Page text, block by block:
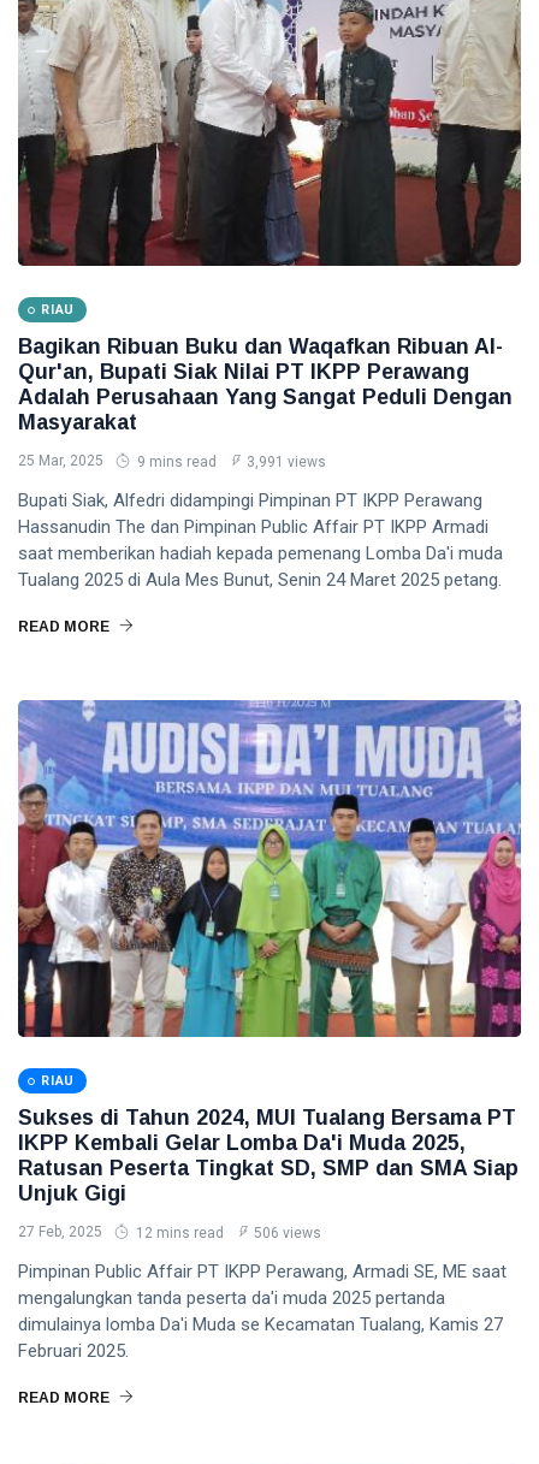
RIAU
Bagikan Ribuan Buku dan Waqafkan Ribuan Al-
Qur'an, Bupati Siak Nilai PT IKPP Perawang
Adalah Perusahaan Yang Sangat Peduli Dengan
Masyarakat
25 Mar, 2025 9 mins read 3,991 views
Bupati Siak, Alfedri didampingi Pimpinan PT IKPP Perawang
Hassanudin The dan Pimpinan Public Affair PT IKPP Armadi
saat memberikan hadiah kepada pemenang Lomba Da'i muda
Tualang 2025 di Aula Mes Bunut, Senin 24 Maret 2025 petang.
READ MORE
RIAU
Sukses di Tahun 2024, MUI Tualang Bersama PT
IKPP Kembali Gelar Lomba Da'i Muda 2025,
Ratusan Peserta Tingkat SD, SMP dan SMA Siap
Unjuk Gigi
27 Feb, 2025 12 mins read 506 views
Pimpinan Public Affair PT IKPP Perawang, Armadi SE, ME saat
mengalungkan tanda peserta da'i muda 2025 pertanda
dimulainya lomba Da'i Muda se Kecamatan Tualang, Kamis 27
Februari 2025.
READ MORE